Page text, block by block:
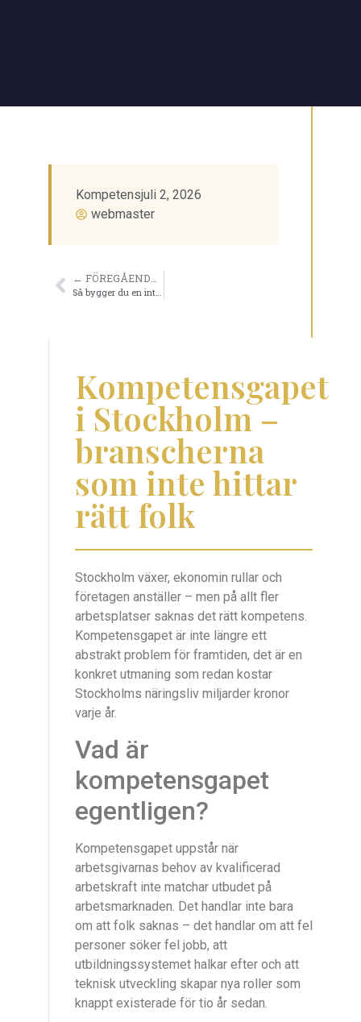
Kompetensjuli 2, 2026
webmaster
Så bygger du en intern utbildningskultur utan stor budget
Kompetensgapet
i Stockholm –
branscherna
som inte hittar
rätt folk
Stockholm växer, ekonomin rullar och
företagen anställer – men på allt fler
arbetsplatser saknas det rätt kompetens.
Kompetensgapet är inte längre ett
abstrakt problem för framtiden, det är en
konkret utmaning som redan kostar
Stockholms näringsliv miljarder kronor
varje år.
Vad är
kompetensgapet
egentligen?
Kompetensgapet uppstår när
arbetsgivarnas behov av kvalificerad
arbetskraft inte matchar utbudet på
arbetsmarknaden. Det handlar inte bara
om att folk saknas – det handlar om att fel
personer söker fel jobb, att
utbildningssystemet halkar efter och att
teknisk utveckling skapar nya roller som
knappt existerade för tio år sedan.